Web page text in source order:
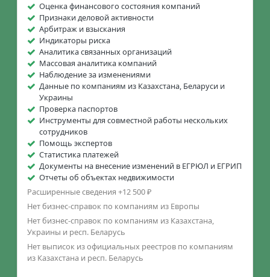
Оценка финансового состояния компаний
Признаки деловой активности
Арбитраж и взыскания
Индикаторы риска
Аналитика связанных организаций
Массовая аналитика компаний
Наблюдение за изменениями
Данные по компаниям из Казахстана, Беларуси и
Украины
Проверка паспортов
Инструменты для совместной работы нескольких
сотрудников
Помощь экспертов
Статистика платежей
Документы на внесение изменений в ЕГРЮЛ и ЕГРИП
Отчеты об объектах недвижимости
Расширенные сведения +12 500 ₽
Нет бизнес-справок по компаниям из Европы
Нет бизнес-справок по компаниям из Казахстана,
Украины и респ. Беларусь
Нет выписок из официальных реестров по компаниям
из Казахстана и респ. Беларусь